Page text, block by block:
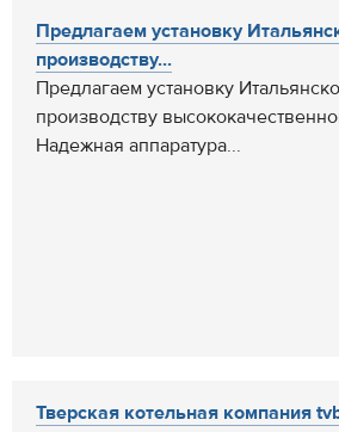
Предлагаем установку
производству...
Предлагаем установку
производству
Надежная аппаратура...
Тверская котельная компания